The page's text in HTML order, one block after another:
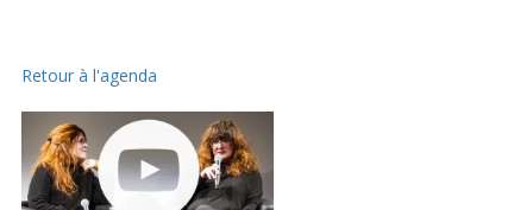
Retour à l'agenda